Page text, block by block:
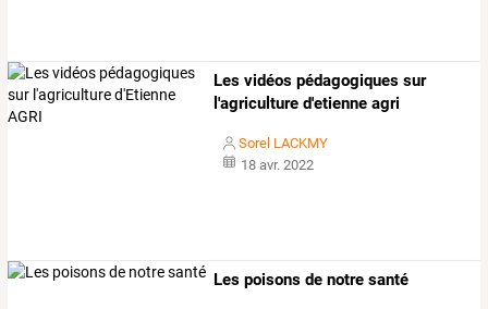
Les vidéos pédagogiques sur
l'agriculture d'etienne agri
Sorel LACKMY
18 avr. 2022
Les poisons de notre santé